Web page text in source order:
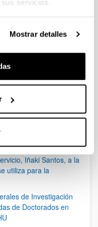
servicios.
Mostrar detalles
95
de Investigación
el uso responsable de
Tecnólopis dedica un
en el que relata el
Iñaki Santos, a la
utiliza para la
de Investigación
de Doctorados en